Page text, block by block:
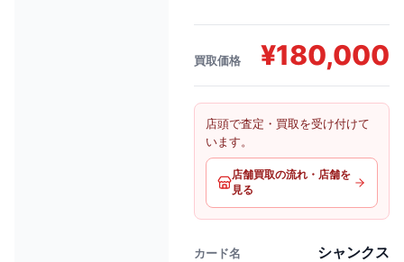
買取価格 ¥180,000
店頭で査定・買取を受け付けて
います。
店舗買取の流れ・店舗を
見る
カード名 シャンクス